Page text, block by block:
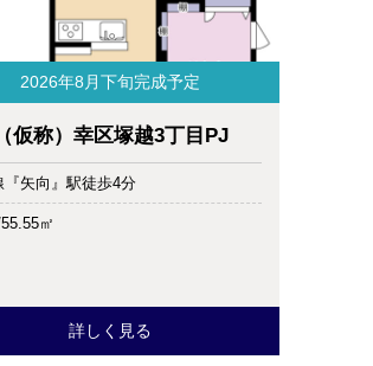
2026年8月下旬完成予定
（仮称）幸区塚越3丁目PJ
『矢向』駅徒歩4分
㎡
詳しく見る